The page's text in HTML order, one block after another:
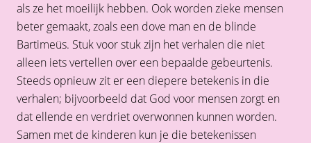
als ze het moeilijk hebben. Ook worden zieke mensen
beter gemaakt, zoals een dove man en de blinde
Bartimeüs. Stuk voor stuk zijn het verhalen die niet
alleen iets vertellen over een bepaalde gebeurtenis.
Steeds opnieuw zit er een diepere betekenis in die
verhalen; bijvoorbeeld dat God voor mensen zorgt en
dat ellende en verdriet overwonnen kunnen worden.
Samen met de kinderen kun je die betekenissen